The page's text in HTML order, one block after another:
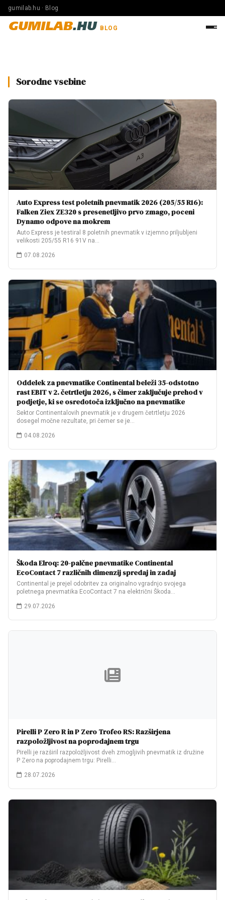
gumilab.hu · Blog
GUMILAB.HU BLOG
Sorodne vsebine
Auto Express test poletnih pnevmatik 2026 (205/55 R16):
Falken Ziex ZE320 s presenetljivo prvo zmago, poceni
Dynamo odpove na mokrem
Auto Express je testiral 8 poletnih pnevmatik v izjemno priljubljeni
velikosti 205/55 R16 91V na…
07.08.2026
Oddelek za pnevmatike Continental beleži 35-odstotno
rast EBIT v 2. četrtletju 2026, s čimer zaključuje prehod v
podjetje, ki se osredotoča izključno na pnevmatike
Sektor Continentalovih pnevmatik je v drugem četrtletju 2026
dosegel močne rezultate, pri čemer se je…
04.08.2026
Škoda Elroq: 20-palčne pnevmatike Continental
EcoContact 7 različnih dimenzij spredaj in zadaj
Continental je prejel odobritev za originalno vgradnjo svojega
poletnega pnevmatika EcoContact 7 na električni Škoda…
29.07.2026
Pirelli P Zero R in P Zero Trofeo RS: Razširjena
razpoložljivost na poprodajnem trgu
Pirelli je razširil razpoložljivost dveh zmogljivih pnevmatik iz družine
P Zero na poprodajnem trgu: Pirelli…
28.07.2026